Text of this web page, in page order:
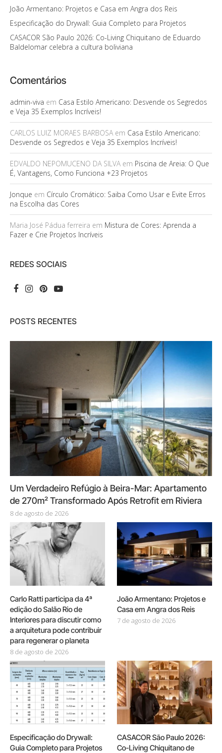
João Armentano: Projetos e Casa em Angra dos Reis
Especificação do Drywall: Guia Completo para Projetos
CASACOR São Paulo 2026: Co-Living Chiquitano de Eduardo
Baldelomar celebra a cultura boliviana
Comentários
admin-viva em Casa Estilo Americano: Desvende os Segredos
e Veja 35 Exemplos Incríveis!
CARLOS LUIZ MORAES BARBOSAem Casa Estilo Americano:
Desvende os Segredos e Veja 35 Exemplos Incríveis!
EDVALDO NEPOMUCENO DA SILVAem Piscina de Areia: O Que
É, Vantagens, Como Funciona +23 Projetos
Jonque em Círculo Cromático: Saiba Como Usar e Evite Erros
na Escolha das Cores
Maria José Pádua ferreira em Mistura de Cores: Aprenda a
Fazer e Crie Projetos Incríveis
REDES SOCIAIS
POSTS RECENTES
Um Verdadeiro Refúgio à Beira-Mar: Apartamento
de 270m² Transformado Após Retrofit em Riviera
8 de agosto de 2026
Carlo Ratti participa da 4ª
edição do Salão Rio de
Interiores para discutir como
a arquitetura pode contribuir
para regenerar o planeta
8 de agosto de 2026
João Armentano: Projetos e
Casa em Angra dos Reis
7 de agosto de 2026
Especificação do Drywall:
Guia Completo para Projetos
CASACOR São Paulo 2026:
Co-Living Chiquitano de